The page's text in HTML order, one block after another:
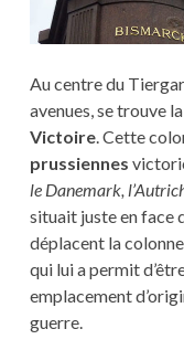
Au centre du
avenues, se trouve la
Victoire. Cette
prussiennes
le Danemark,
situait juste en face
déplacent la
qui lui a permit
emplacement
guerre.